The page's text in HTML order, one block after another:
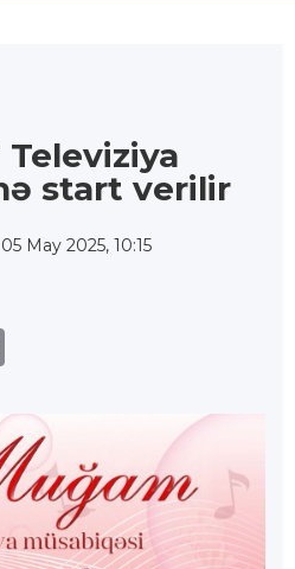
Televiziya
start verilir
May 2025, 10:15